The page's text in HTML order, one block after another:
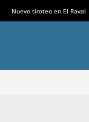
Nuevo tiroteo en El Raval